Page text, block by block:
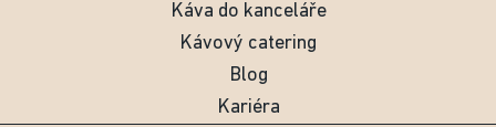
Káva do kanceláře
Kávový catering
Blog
Kariéra